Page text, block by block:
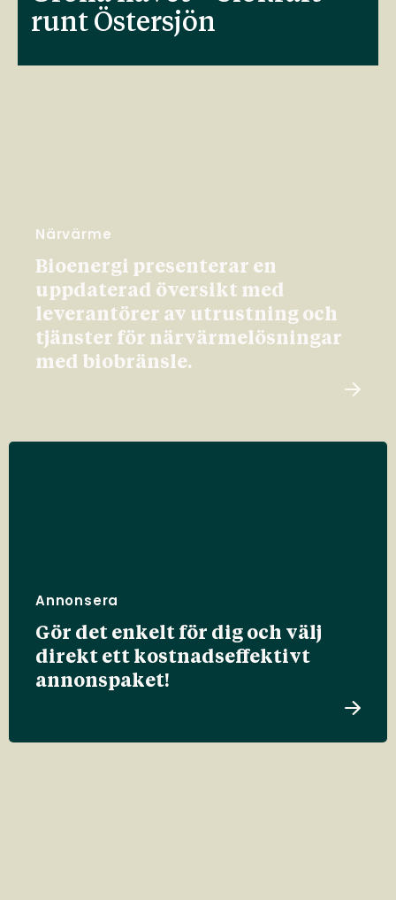
runt Östersjön
Närvärme
Bioenergi presenterar en
uppdaterad översikt med
leverantörer av utrustning och
tjänster för närvärmelösningar
med biobränsle.
Annonsera
Gör det enkelt för dig och välj
direkt ett kostnadseffektivt
annonspaket!